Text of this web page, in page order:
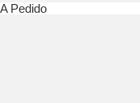
A Pedido